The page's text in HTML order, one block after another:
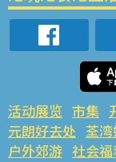
活动展览 市集
元朗好去处 荃
户外郊游 社会福